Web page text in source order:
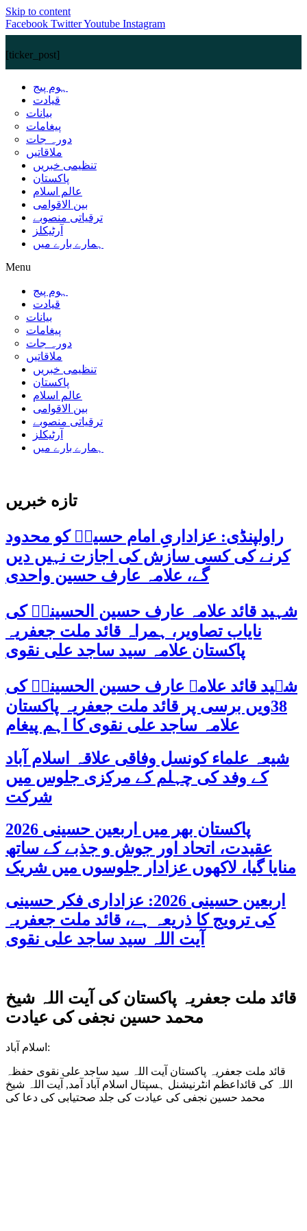
Skip to content
Facebook TwitterYoutube Instagram
[ticker_post]
ہوم پیج
قیادت
بیانات
پیغامات
دورہ جات
ملاقاتیں
تنظیمی خبریں
پاکستان
عالم اسلام
بین الاقوامی
ترقیاتی منصوبے
آرٹیکلز
ہمارے بارے میں
Menu
ہوم پیج
قیادت
بیانات
پیغامات
دورہ جات
ملاقاتیں
تنظیمی خبریں
پاکستان
عالم اسلام
بین الاقوامی
ترقیاتی منصوبے
آرٹیکلز
ہمارے بارے میں
تازه خبریں
راولپنڈی: عزاداریِ امام حسینؑ کو محدود
کرنے کی کسی سازش کی اجازت نہیں دیں
گے، علامہ عارف حسین واحدی
شہید قائد علامہ عارف حسین الحسینیؒ کی
نایاب تصاویر، ہمراہ قائد ملت جعفریہ
پاکستان علامہ سید ساجد علی نقوی
شہید قائد علامہ عارف حسین الحسینیؒ کی
38ویں برسی پر قائد ملت جعفریہ پاکستان
علامہ ساجد علی نقوی کا اہم پیغام
شیعہ علماء کونسل وفاقی علاقہ اسلام آباد
کے وفد کی چہلم کے مرکزی جلوس میں
شرکت
پاکستان بھر میں اربعین حسینی 2026
عقیدت، اتحاد اور جوش و جذبے کے ساتھ
منایا گیا، لاکھوں عزادار جلوسوں میں شریک
اربعین حسینی 2026: عزاداری فکر حسینی
کی ترویج کا ذریعہ ہے، قائد ملت جعفریہ
آیت اللہ سید ساجد علی نقوی
قائد ملت جعفریہ پاکستان کی آیت اللہ شیخ
محمد حسین نجفی کی عیادت
اسلام آباد:
قائد ملت جعفریہ پاکستان آیت اللہ سید ساجد علی نقوی حفظہ
اللہ کی قائداعظم انٹرنیشنل ہسپتال اسلام آباد آمد, آیت اللہ شیخ
محمد حسین نجفی کی عیادت کی جلد صحتیابی کی دعا کی